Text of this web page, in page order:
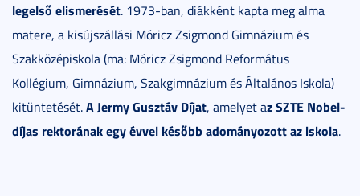
legelső elismerését. 1973-ban, diákként kapta meg alma
matere, a kisújszállási Móricz Zsigmond Gimnázium és
Szakközépiskola (ma: Móricz Zsigmond Református
Kollégium, Gimnázium, Szakgimnázium és Általános Iskola)
kitüntetését.A Jermy Gusztáv Díjat, amelyet az SZTE Nobel-
díjas rektorának egy évvel később adományozott az iskola.